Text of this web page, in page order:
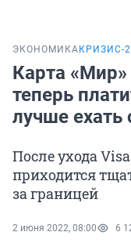
ЭКОНОМИКА КРИЗИС-
Карта
теперь
лучше ехать
После ухода
приходится
за границей
2 июня 2022, 08:00 6